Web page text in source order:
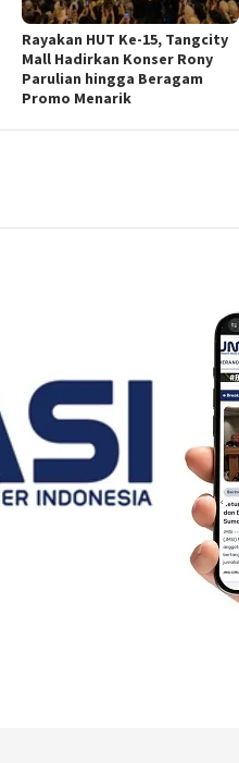
Rayakan HUT Ke-15, Tangcity
Mall Hadirkan Konser Rony
Parulian hingga Beragam
Promo Menarik